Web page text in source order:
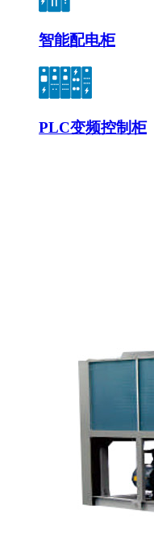
智能配电柜
PLC变频控制柜